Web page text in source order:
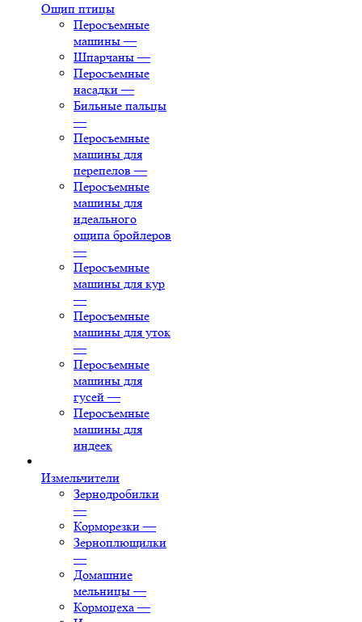
Ощип птицы
Перосъемные
машины —
Шпарчаны —
Перосъемные
насадки —
Бильные пальцы
—
Перосъемные
машины для
перепелов —
Перосъемные
машины для
идеального
ощипа бройлеров
—
Перосъемные
машины для кур
—
Перосъемные
машины для уток
—
Перосъемные
машины для
гусей —
Перосъемные
машины для
индеек
Измельчители
Зернодробилки
—
Корморезки —
Зерноплющилки
—
Домашние
мельницы —
Кормоцеха —